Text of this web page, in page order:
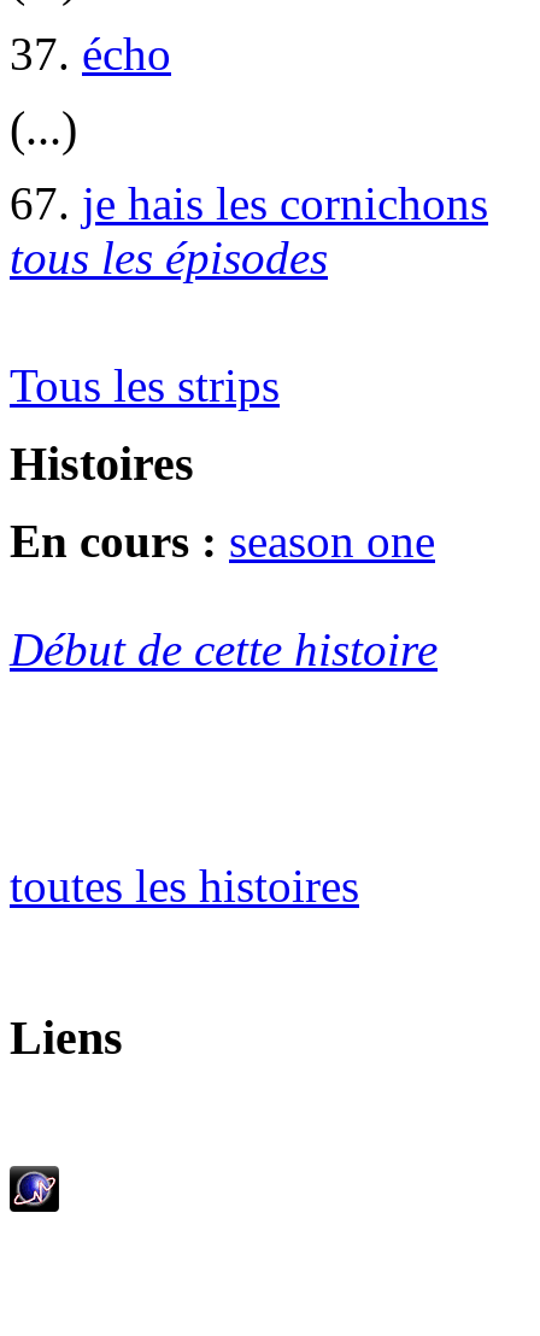
37. écho
(...)
67. je hais les cornichons
tous les épisodes
Tous les strips
Histoires
En cours : season one
Début de cette histoire
toutes les histoires
Liens